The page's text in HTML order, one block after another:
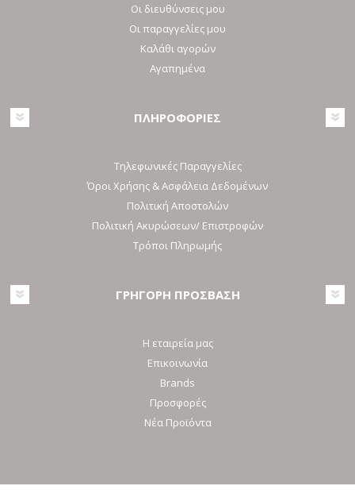
Οι διευθύνσεις μου
Οι παραγγελίες μου
Καλάθι αγορών
Αγαπημένα
ΠΛΗΡΟΦΟΡΙΕΣ
Τηλεφωνικές Παραγγελίες
Όροι Χρήσης & Ασφάλεια Δεδομένων
Πολιτική Αποστολών
Πολιτική Ακυρώσεων/ Επιστροφών
Τρόποι Πληρωμής
ΓΡΗΓΟΡΗ ΠΡΟΣΒΑΣΗ
Η εταιρεία μας
Επικοινωνία
Brands
Προσφορές
Νέα Προϊόντα